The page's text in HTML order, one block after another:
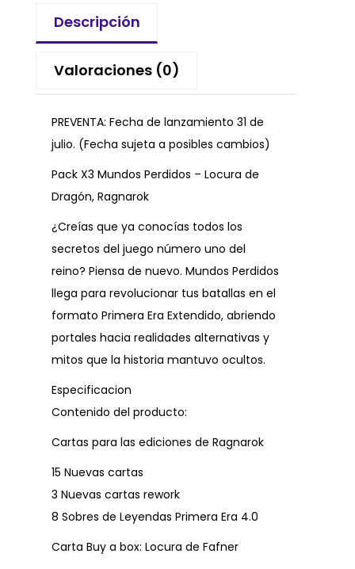
Descripción
Valoraciones (0)
PREVENTA: Fecha de lanzamiento 31 de
julio. (Fecha sujeta a posibles cambios)
Pack X3 Mundos Perdidos – Locura de
Dragón, Ragnarok
¿Creías que ya conocías todos los
secretos del juego número uno del
reino? Piensa de nuevo. Mundos Perdidos
llega para revolucionar tus batallas en el
formato Primera Era Extendido, abriendo
portales hacia realidades alternativas y
mitos que la historia mantuvo ocultos.
Especificacion
Contenido del producto:
Cartas para las ediciones de Ragnarok
15 Nuevas cartas
3 Nuevas cartas rework
8 Sobres de Leyendas Primera Era 4.0
Carta Buy a box: Locura de Fafner